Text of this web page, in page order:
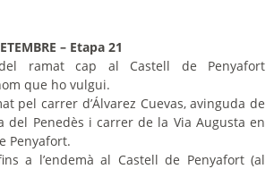
– Etapa 21
ramat cap al Castell de Penyafort
que ho vulgui.
pel carrer d’Álvarez Cuevas, avinguda de
del Penedès i carrer de la Via Augusta en
Penyafort.
a l’endemà al Castell de Penyafort (al